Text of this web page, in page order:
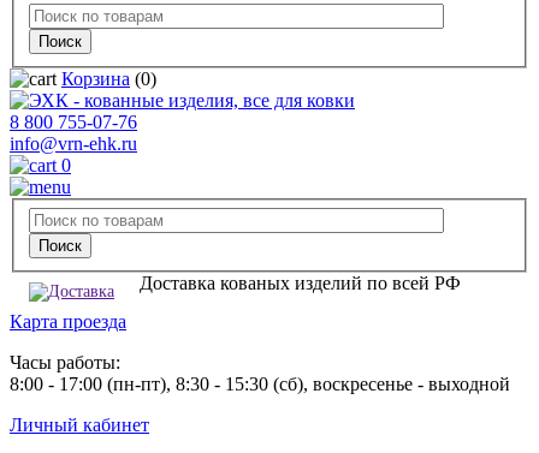
Корзина (0)
8 800 755-07-76
info@vrn-ehk.ru
0
Доставка кованых изделий по всей РФ
Карта проезда
Часы работы:
8:00 - 17:00 (пн-пт), 8:30 - 15:30 (сб), воскресенье - выходной
Личный кабинет